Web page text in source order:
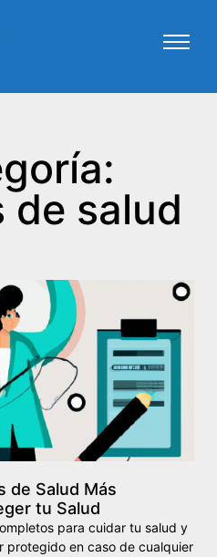
de salud
de Salud Más
tu Salud
para cuidar tu salud y
protegido en caso de cualquier